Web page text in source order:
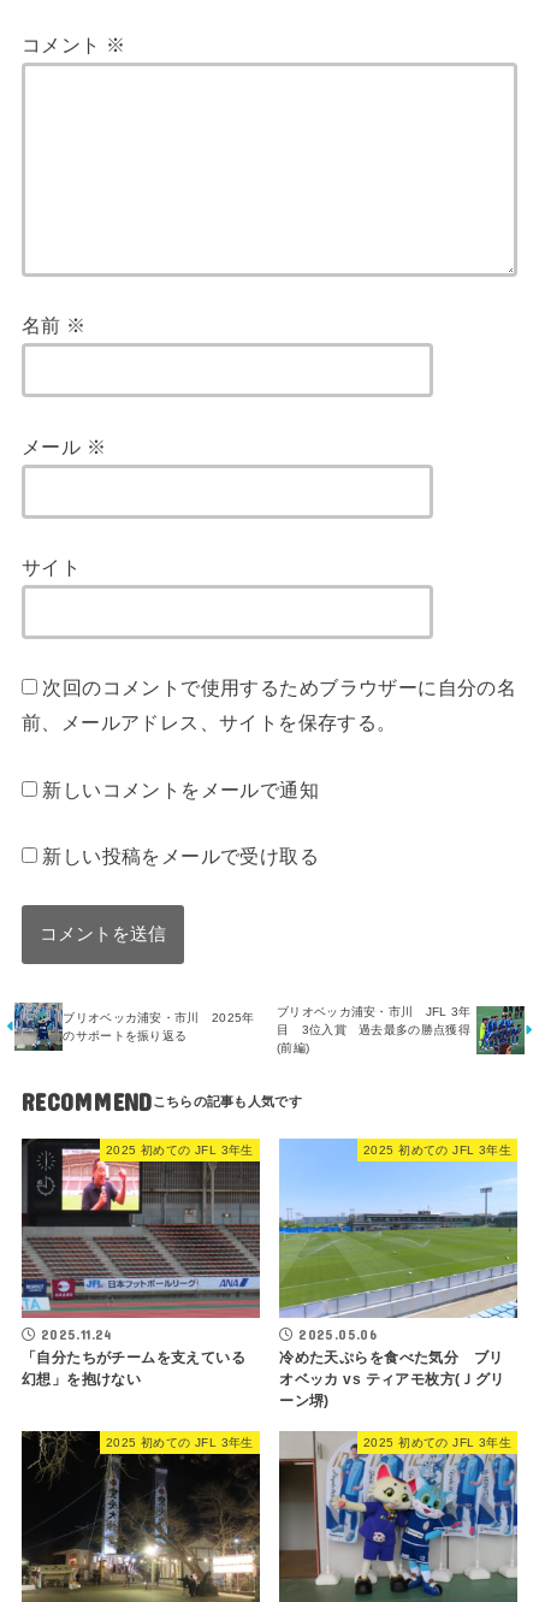
コメント ※
名前 ※
メール ※
サイト
次回のコメントで使用するためブラウザーに自分の名
前、メールアドレス、サイトを保存する。
新しいコメントをメールで通知
新しい投稿をメールで受け取る
ブリオベッカ浦安・市川 2025年
のサポートを振り返る
ブリオベッカ浦安・市川 JFL 3年
目 3位入賞 過去最多の勝点獲得
(前編)
RECOMMEND
2025 初めての JFL 3年生
2025.11.24
「自分たちがチームを支えている
幻想」を抱けない
2025 初めての JFL 3年生
2025.05.06
冷めた天ぷらを食べた気分 ブリ
オベッカ vs ティアモ枚方(Ｊグリ
ーン堺)
2025 初めての JFL 3年生 2025 初めての JFL 3年生